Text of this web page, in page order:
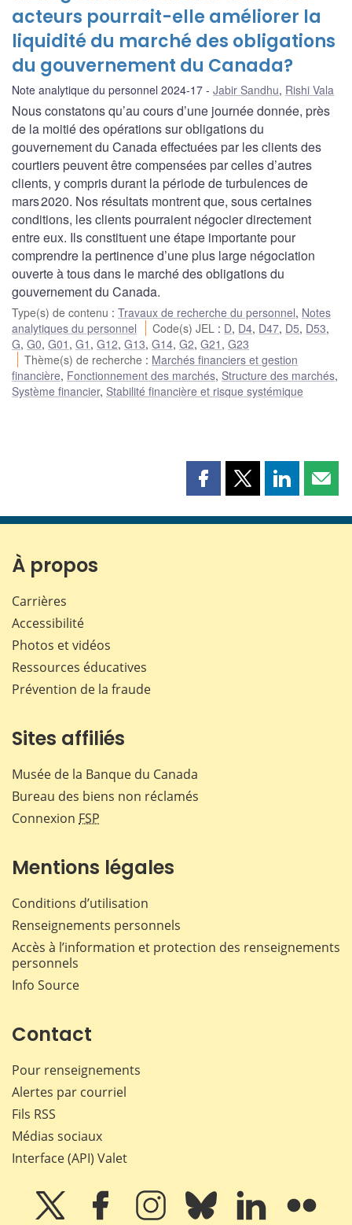
acteurs pourrait-elle améliorer la
liquidité du marché des obligations
du gouvernement du Canada?
Note analytique du personnel 2024-17 Jabir Sandhu, Rishi Vala
Nous constatons qu’au cours d’une journée donnée, près
de la moitié des opérations sur obligations du
gouvernement du Canada effectuées par les clients des
courtiers peuvent être compensées par celles d’autres
clients, y compris durant la période de turbulences de
mars 2020. Nos résultats montrent que, sous certaines
conditions, les clients pourraient négocier directement
entre eux. Ils constituent une étape importante pour
comprendre la pertinence d’une plus large négociation
ouverte à tous dans le marché des obligations du
gouvernement du Canada.
Type(s) de contenu : Travaux de recherche du personnel, Notes
analytiques du personnel
Code(s) JEL : D, D4, D47, D5, D53,
G, G0, G01 , G1 , G12, G13, G14, G2, G21 , G23
Thème(s) de recherche : Marchés financiers et gestion
financière, Fonctionnement des marchés, Structure des marchés,
Système financier, Stabilité financière et risque systémique
Partager
page
Partager
page
Partager
page page
À propos
Carrières
Accessibilité
Photos et vidéos
Ressources éducatives
Prévention de la fraude
Sites affiliés
Musée de la Banque du Canada
Bureau des biens non réclamés
Connexion FSP
Mentions légales
Conditions d’utilisation
Renseignements personnels
Accès à l’information et protection des renseignements
personnels
Info Source
Contact
Pour renseignements
Alertes par courriel
Fils RSS
Médias sociaux
Interface (API) Valet